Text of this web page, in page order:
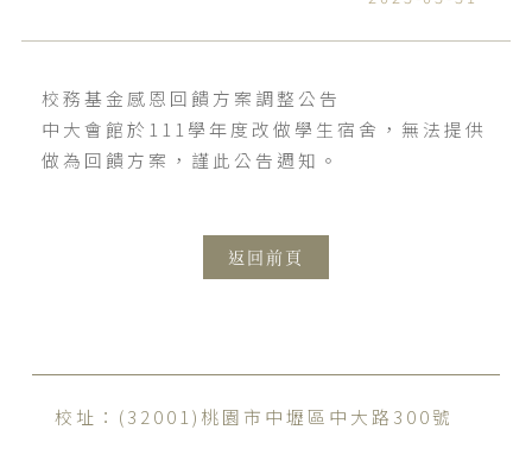
校務基金感恩回饋方案調整公告
中大會館於111學年度改做學生宿舍，無法提供
做為回饋方案，謹此公告週知。
返回前頁
校址：(32001)桃園市中壢區中大路300號